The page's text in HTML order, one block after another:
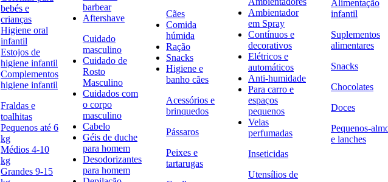
bebés e
crianças
Higiene oral
infantil
Estojos de
higiene infantil
Complementos
higiene infantil
Fraldas e
toalhitas
Pequenos até 6
kg
Médios 4-10
kg
Grandes 9-15
barbear
Aftershave
Cuidado
masculino
Cuidado de
Rosto
Masculino
Cuidados com
o corpo
masculino
Cabelo
Géis de duche
para homem
Desodorizantes
para homem
Cães
Comida
húmida
Ração
Snacks
Higiene e
banho cães
Acessórios e
brinquedos
Pássaros
Peixes e
tartarugas
Ambientador
em Spray
Contínuos e
decorativos
Elétricos e
automáticos
Anti-humidade
Para carro e
espaços
pequenos
Velas
perfumadas
Inseticidas
Utensílios de
Alimentação
infantil
Suplementos
alimentares
Snacks
Chocolates
Doces
Pequenos-
e lanches